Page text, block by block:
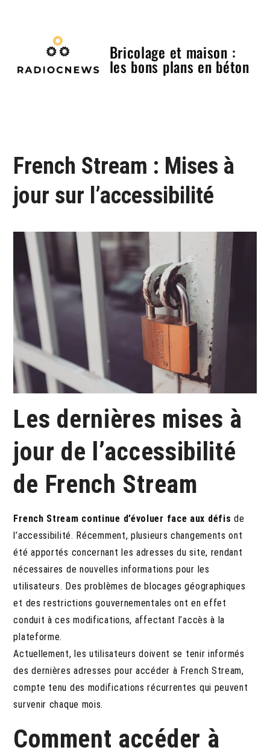
Bricolage et maison :
les bons plans en béton
French Stream : Mises à
jour sur l’accessibilité
Les dernières mises à
jour de l’accessibilité
de French Stream
French Stream continue d’évoluer face aux défis de
l’accessibilité. Récemment, plusieurs changements ont
été apportés concernant les adresses du site, rendant
nécessaires de nouvelles informations pour les
utilisateurs. Des problèmes de blocages géographiques
et des restrictions gouvernementales ont en effet
conduit à ces modifications, affectant l’accès à la
plateforme.
Actuellement, les utilisateurs doivent se tenir informés
des dernières adresses pour accéder à French Stream,
compte tenu des modifications récurrentes qui peuvent
survenir chaque mois.
Comment accéder à